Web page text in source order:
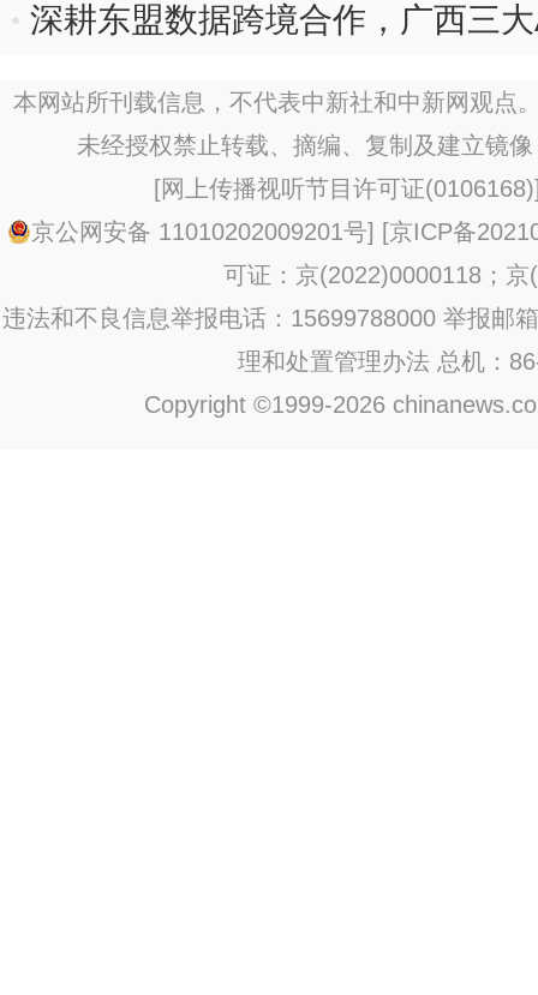
深耕东盟数据跨境合作，广西三
出海
本网站所刊载信息，不代表中新社和中新网观点
未经授权禁止转载、摘编、复制及建立镜
[网上传播视听节目许可证(0106168)
京公网安备 11010202009201号] [京ICP备
可证：京(2022)0000118；京
违法和不良信息举报电话：15699788000 举报邮
理和处置管理办法 总机：
Copyright ©1999-2026